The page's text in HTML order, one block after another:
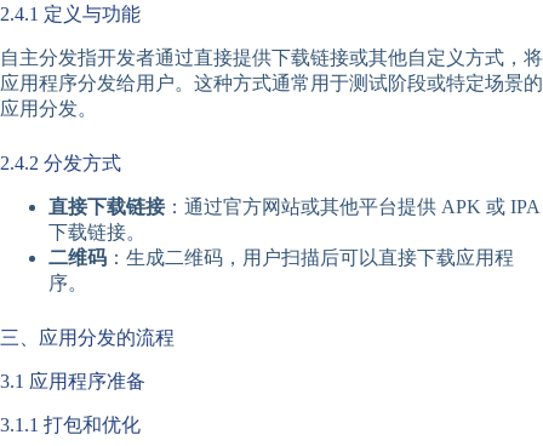
2.4.1 定义与功能
自主分发指开发者通过直接提供下载链接或其他自定义方式，将
应用程序分发给用户。这种方式通常用于测试阶段或特定场景的
应用分发。
2.4.2 分发方式
直接下载链接：通过官方网站或其他平台提供 APK 或 IPA
下载链接。
二维码 ：生成二维码，用户扫描后可以直接下载应用程
序。
三、应用分发的流程
3.1 应用程序准备
3.1.1 打包和优化